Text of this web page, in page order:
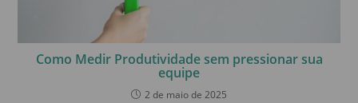
Como Medir Produtividade sem pressionar sua
equipe
2 de maio de 2025